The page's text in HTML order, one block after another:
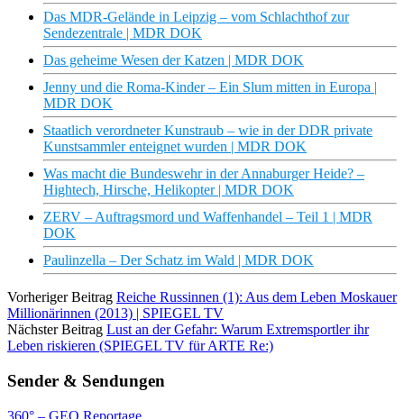
Das MDR-Gelände in Leipzig – vom Schlachthof zur
Sendezentrale | MDR DOK
Das geheime Wesen der Katzen | MDR DOK
Jenny und die Roma-Kinder – Ein Slum mitten in Europa |
MDR DOK
Staatlich verordneter Kunstraub – wie in der DDR private
Kunstsammler enteignet wurden | MDR DOK
Was macht die Bundeswehr in der Annaburger Heide? –
Hightech, Hirsche, Helikopter | MDR DOK
ZERV – Auftragsmord und Waffenhandel – Teil 1 | MDR
DOK
Paulinzella – Der Schatz im Wald | MDR DOK
Vorheriger Beitrag Reiche Russinnen (1): Aus dem Leben Moskauer
Millionärinnen (2013) | SPIEGEL TV
Nächster Beitrag Lust an der Gefahr: Warum Extremsportler ihr
Leben riskieren (SPIEGEL TV für ARTE Re:)
Sender & Sendungen
360° – GEO Reportage